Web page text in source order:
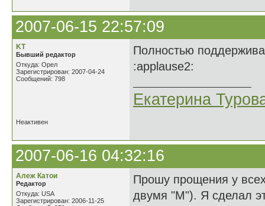
2007-06-15 22:57:09
KT
Бывший редактор
Откуда: Орел
Зарегистрирован: 2007-04-24
Сообщений: 798
Полностью
:applause2:
Екатерина
Неактивен
2007-06-16 04:32:16
Алеж Катои
Редактор
Откуда: USA
Зарегистрирован: 2006-11-25
Прошу прощения у
двумя "М"). Я сделал